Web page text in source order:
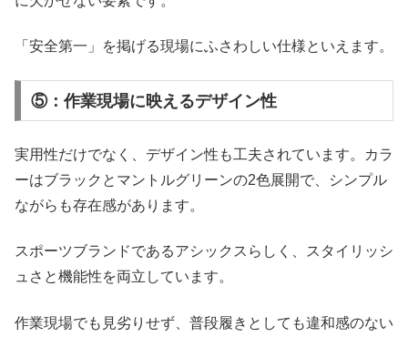
「安全第一」を掲げる現場にふさわしい仕様といえます。
⑤：作業現場に映えるデザイン性
実用性だけでなく、デザイン性も工夫されています。カラ
ーはブラックとマントルグリーンの2色展開で、シンプル
ながらも存在感があります。
スポーツブランドであるアシックスらしく、スタイリッシ
ュさと機能性を両立しています。
作業現場でも見劣りせず、普段履きとしても違和感のない